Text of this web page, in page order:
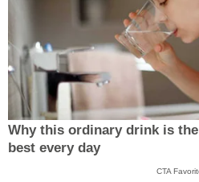
Why this ordinary drink is
best every day
CTA